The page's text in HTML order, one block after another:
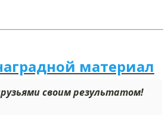
материал
своим результатом!